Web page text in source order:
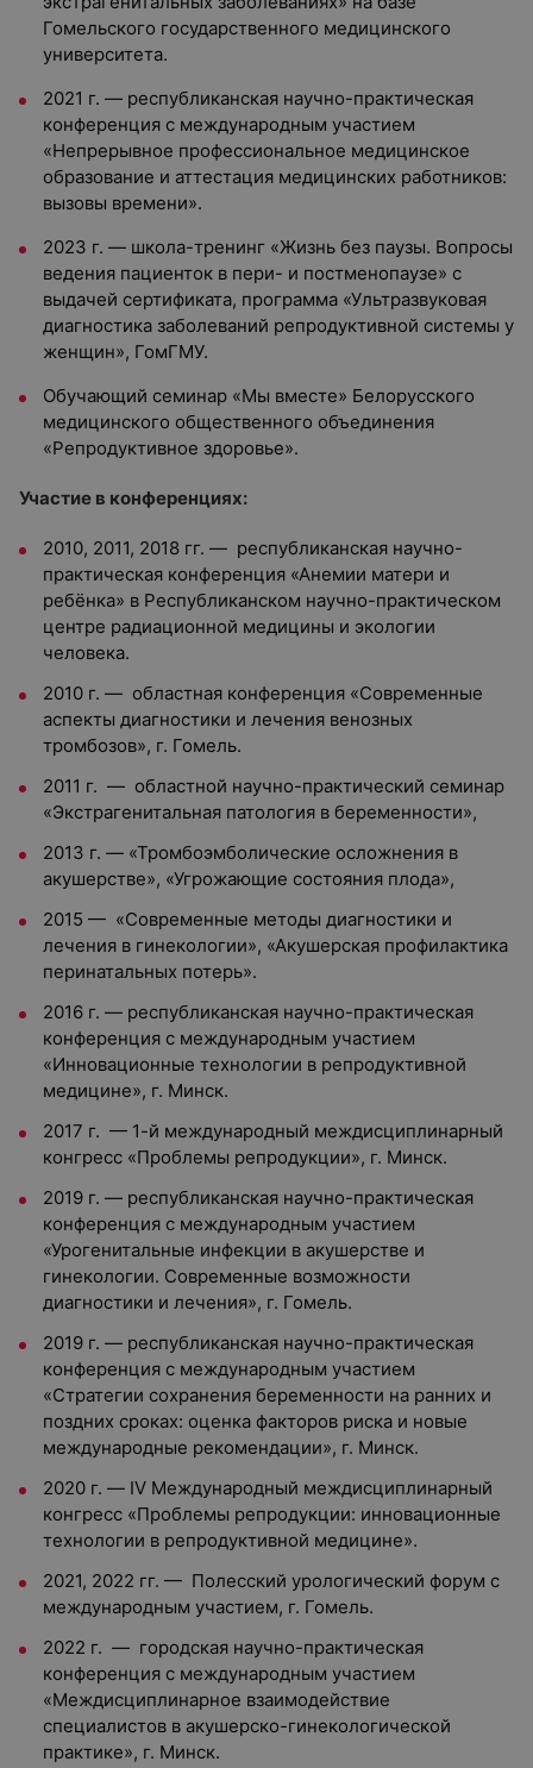
Гомельского государственного медицинского
университета.
2021 г. — республиканская научно-практическая
конференция с международным участием
«Непрерывное профессиональное медицинское
образование и аттестация медицинских работников:
вызовы времени».
2023 г. — школа-тренинг «Жизнь без паузы. Вопросы
ведения пациенток в пери- и постменопаузе» с
выдачей сертификата, программа «Ультразвуковая
диагностика заболеваний репродуктивной системы у
женщин», ГомГМУ.
Обучающий семинар «Мы вместе» Белорусского
медицинского общественного объединения
«Репродуктивное здоровье».
Участие в конференциях:
2010, 2011, 2018 гг. — республиканская научно-
практическая конференция «Анемии матери и
ребёнка» в Республиканском научно-практическом
центре радиационной медицины и экологии
человека.
2010 г. — областная конференция «Современные
аспекты диагностики и лечения венозных
тромбозов», г. Гомель.
2011 г. — областной научно-практический семинар
«Экстрагенитальная патология в беременности»,
2013 г. — «Тромбоэмболические осложнения в
акушерстве», «Угрожающие состояния плода»,
2015 — «Современные методы диагностики и
лечения в гинекологии», «Акушерская профилактика
перинатальных потерь».
2016 г. — республиканская научно-практическая
конференция с международным участием
«Инновационные технологии в репродуктивной
медицине», г. Минск.
2017 г. — 1-й международный междисциплинарный
конгресс «Проблемы репродукции», г. Минск.
2019 г. — республиканская научно-практическая
конференция с международным участием
«Урогенитальные инфекции в акушерстве и
гинекологии. Современные возможности
диагностики и лечения», г. Гомель.
2019 г. — республиканская научно-практическая
конференция с международным участием
«Стратегии сохранения беременности на ранних и
поздних сроках: оценка факторов риска и новые
международные рекомендации», г. Минск.
2020 г. — IV Международный междисциплинарный
конгресс «Проблемы репродукции: инновационные
технологии в репродуктивной медицине».
2021, 2022 гг. — Полесский урологический форум с
международным участием, г. Гомель.
2022 г. — городская научно-практическая
конференция с международным участием
«Междисциплинарное взаимодействие
специалистов в акушерско-гинекологической
практике», г. Минск.